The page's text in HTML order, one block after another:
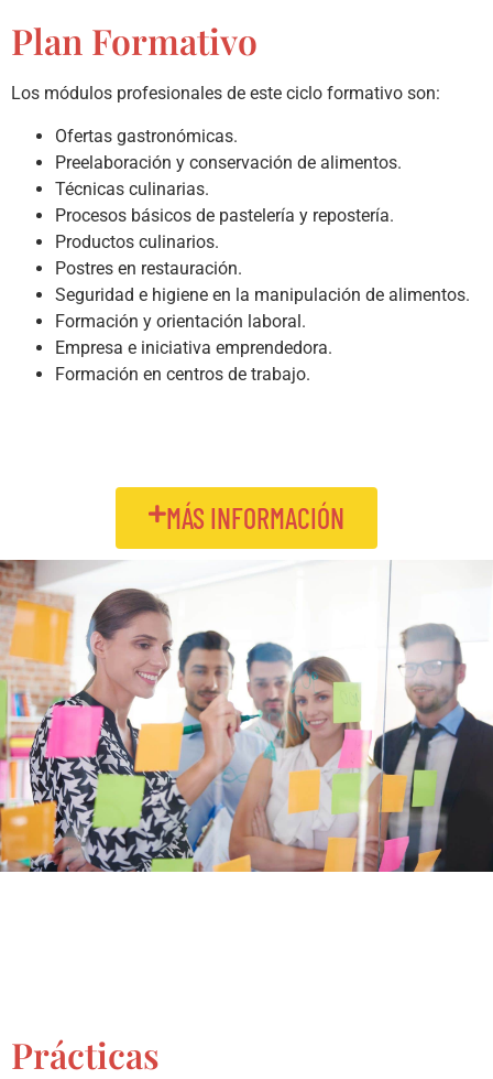
Plan Formativo
Los módulos profesionales de este ciclo formativo son:
Ofertas gastronómicas.
Preelaboración y conservación de alimentos.
Técnicas culinarias.
Procesos básicos de pastelería y repostería.
Productos culinarios.
Postres en restauración.
Seguridad e higiene en la manipulación de alimentos.
Formación y orientación laboral.
Empresa e iniciativa emprendedora.
Formación en centros de trabajo.
MÁS INFORMACIÓN
Prácticas